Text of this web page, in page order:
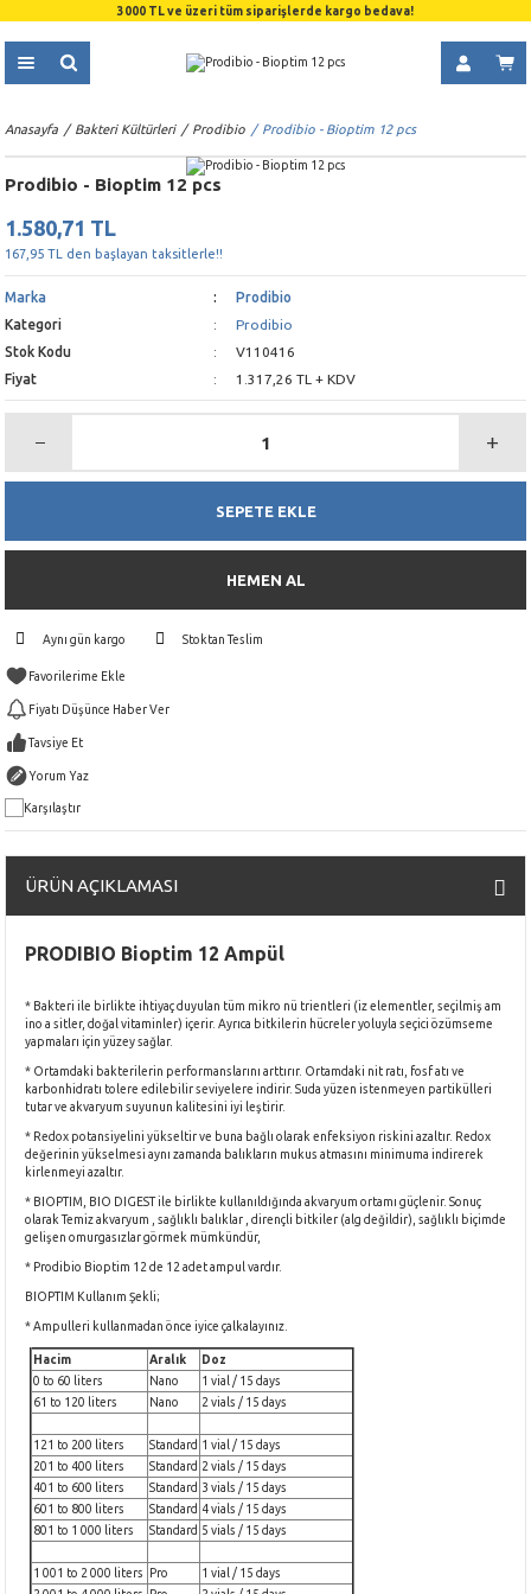
3000 TL ve üzeri tüm siparişlerde kargo bedava!
Anasayfa Bakteri Kültürleri Prodibio Prodibio - Bioptim 12 pcs
Prodibio - Bioptim 12 pcs
1.580,71 TL
167,95 TL den başlayan taksitlerle!!
Marka
Prodibio
Kategori
Prodibio
Stok Kodu
V110416
Fiyat
1.317,26 TL + KDV
SEPETE EKLE
HEMEN AL
Aynı gün kargo Stoktan Teslim
Fiyatı Düşünce Haber Ver
Tavsiye Et
Yorum Yaz
Karşılaştır
ÜRÜN AÇIKLAMASI
PRODIBIO Bioptim 12 Ampül
* Bakteri ile birlikte ihtiyaç duyulan tüm mikro nü trientleri (iz elementler, seçilmiş am
ino a sitler, doğal vitaminler) içerir. Ayrıca bitkilerin hücreler yoluyla seçici özümseme
yapmaları için yüzey sağlar.
* Ortamdaki bakterilerin performanslarını arttırır. Ortamdaki nit ratı, fosf atı ve
karbonhidratı tolere edilebilir seviyelere indirir. Suda yüzen istenmeyen partikülleri
tutar ve akvaryum suyunun kalitesini iyi leştirir.
* Redox potansiyelini yükseltir ve buna bağlı olarak enfeksiyon riskini azaltır. Redox
değerinin yükselmesi aynı zamanda balıkların mukus atmasını minimuma indirerek
kirlenmeyi azaltır.
* BIOPTIM, BIO DIGEST ile birlikte kullanıldığında akvaryum ortamı güçlenir. Sonuç
olarak Temiz akvaryum , sağlıklı balıklar , dirençli bitkiler (alg değildir), sağlıklı biçimde
gelişen omurgasızlar görmek mümkündür,
* Prodibio Bioptim 12 de 12 adet ampul vardır.
BIOPTIM Kullanım Şekli;
* Ampulleri kullanmadan önce iyice çalkalayınız.
Hacim Aralık
Doz
0 to 60 liters
Nano
1 vial / 15 days
61 to 120 liters
Nano 2 vials / 15 days
121 to 200 liters Standard 1 vial / 15 days
201 to 400 liters
Standard 2 vials / 15 days
401 to 600 liters
Standard 3 vials / 15 days
601 to 800 liters
Standard 4 vials / 15 days
801 to 1 000 liters
Standard 5 vials / 15 days
1 001 to 2 000 liters Pro
1 vial / 15 days